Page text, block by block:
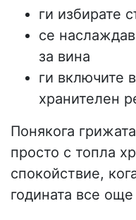
ги избирате
се
за вина
ги включите
хранителен
Понякога
просто с топла
спокойствие,
годината все